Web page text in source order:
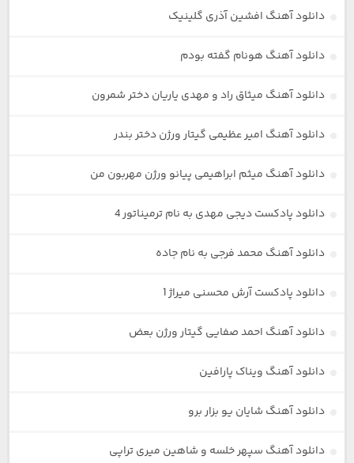
دانلود آهنگ افشین آذری گلینیک
دانلود آهنگ هونام گفته بودم
دانلود آهنگ میثاق راد و مهدی یاریان دختر شمرون
دانلود آهنگ امیر عظیمی گیتار ورژن دختر بندر
دانلود آهنگ میثم ابراهیمی پیانو ورژن مهربون من
دانلود پادکست دیجی مهدی به نام ترمیناتور 4
دانلود آهنگ محمد فرجی به نام جاده
دانلود پادکست آرش محسنی میراژ 1
دانلود آهنگ احمد صفایی گیتار ورژن بعض
دانلود آهنگ ویناک پارافین
دانلود آهنگ شایان یو بزار برو
دانلود آهنگ سپهر خلسه و شاهین میری تراپی